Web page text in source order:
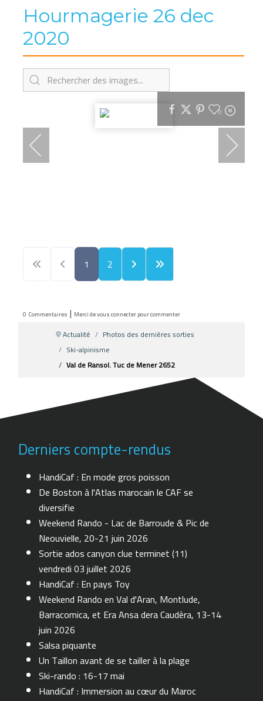
Hourmagerie 26 dec
2020
0
1 2
0 Commentaires | Merci de vous connecter pour commenter
Actualité
Photos des dernières sorties
Ski-alpinisme
Val de Ransol. Tuc de Mener 2652
Derniers compte-rendus
HandiCaf : En mode gros poisson
De Boston à l'Atlas marocain le CAF se
diversifie
Weekend Rando - Lac de Barroude & Pic de
Neouvielle, 20-21 juin 2026
Sortie ados canyon clue terminet (11)
vendredi 03 juillet 2026
HandiCaf : En pays Toy
Weekend Rando en Val d'Aran, Montlude,
Barracomica, et Era Ansa dera Caudèra, 13-14
juin 2026
Salsa piquante
Un Taillon avant de se tailler à la plage
Ski-rando : 16-17 mai
HandiCaf : Immersion au cœur du Maroc